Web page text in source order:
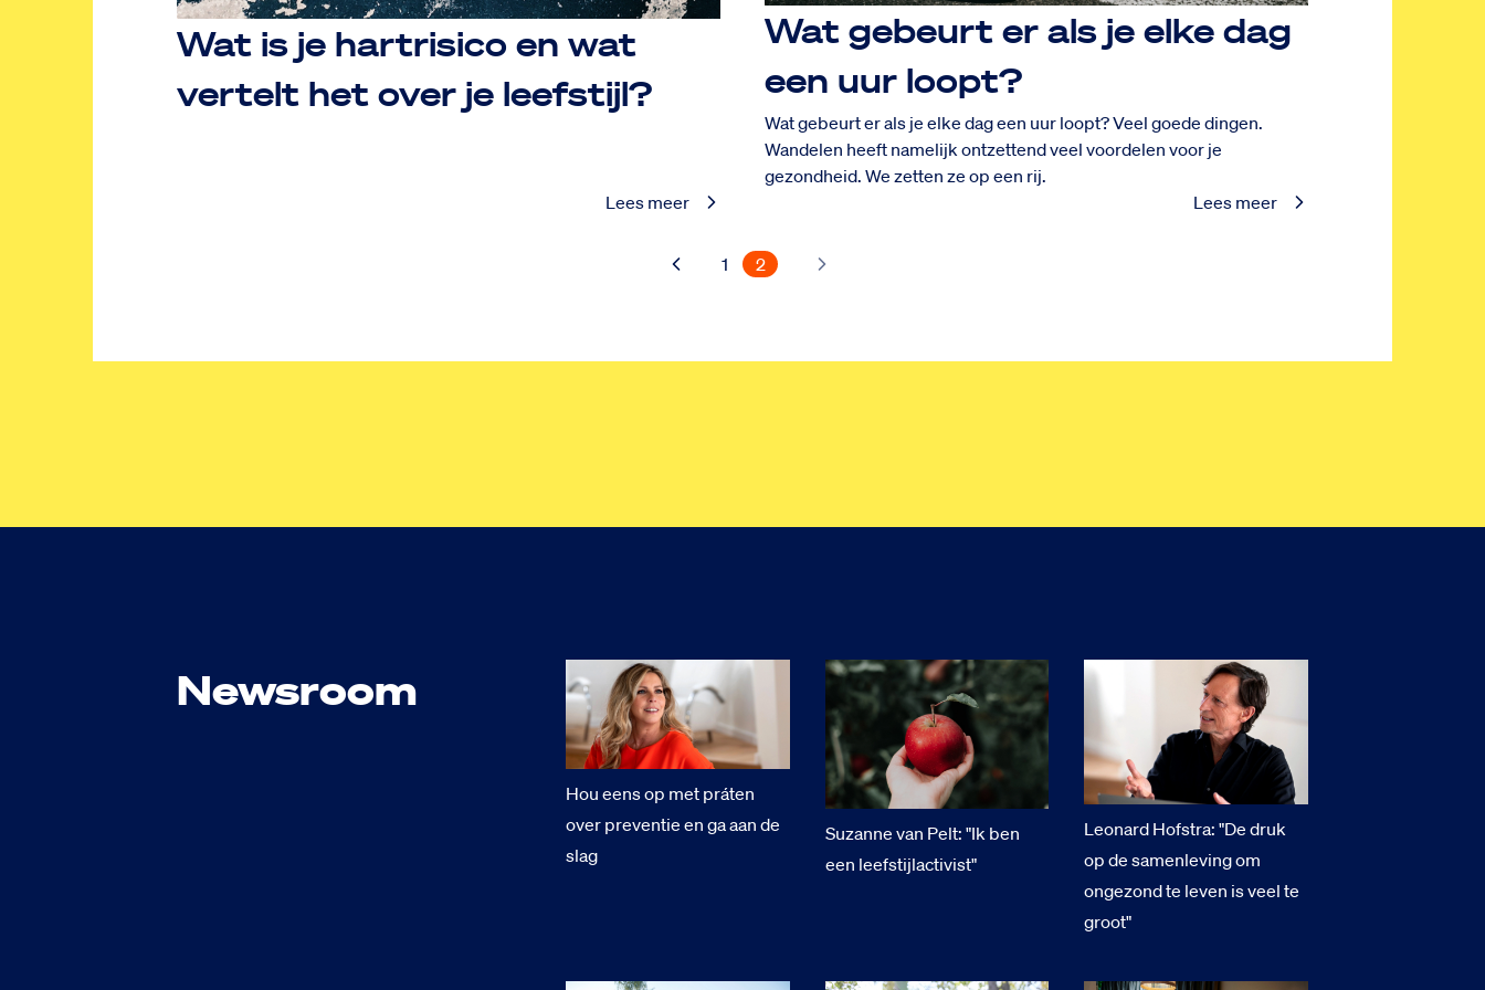
Wat is je hartrisico en wat
vertelt het over je leefstijl?
Lees meer
Wat gebeurt er als je elke dag
een uur loopt?
Wat gebeurt er als je elke dag een uur loopt? Veel goede dingen.
Wandelen heeft namelijk ontzettend veel voordelen voor je
gezondheid. We zetten ze op een rij.
Lees meer
1 2
Newsroom
Hou eens op met práten
over preventie en ga aan de
slag
Suzanne van Pelt: "Ik ben
een leefstijlactivist"
Leonard Hofstra: "De druk
op de samenleving om
ongezond te leven is veel te
groot"